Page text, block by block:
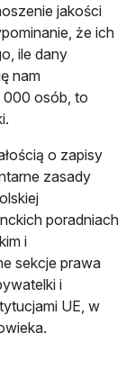
jakości
że ich
ile dany
nam
000 osób, to
o zapisy
zasady
poradniach
i
sekcje prawa
i
UE, w